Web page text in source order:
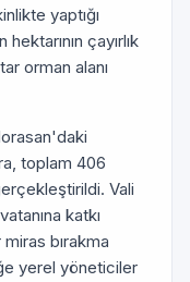
yaptığı
çayırlık
orman alanı
toplam 406
Vali
katkı
bırakma
yerel yöneticiler